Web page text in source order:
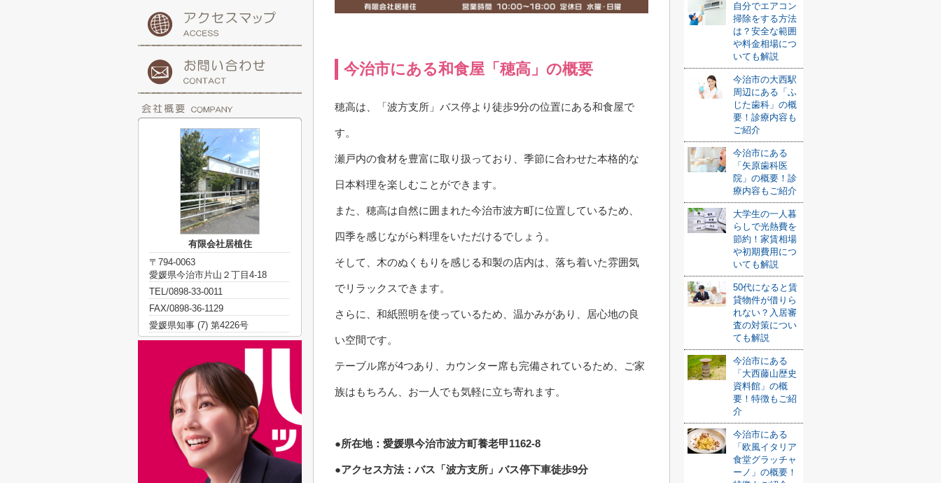
今治市にある和食屋「穂高」の概要
穂高は、「波方支所」バス停より徒歩9分の位置にある和食屋で
す。
瀬戸内の食材を豊富に取り扱っており、季節に合わせた本格的な
日本料理を楽しむことができます。
また、穂高は自然に囲まれた今治市波方町に位置しているため、
四季を感じながら料理をいただけるでしょう。
そして、木のぬくもりを感じる和製の店内は、落ち着いた雰囲気
でリラックスできます。
さらに、和紙照明を使っているため、温かみがあり、居心地の良
い空間です。
テーブル席が4つあり、カウンター席も完備されているため、ご家
族はもちろん、お一人でも気軽に立ち寄れます。
●所在地：愛媛県今治市波方町養老甲1162-8
●アクセス方法：バス「波方支所」バス停下車徒歩9分
自分でエアコン
掃除をする方法
は？安全な範囲
や料金相場につ
いても解説
今治市の大西駅
周辺にある「ふ
じた歯科」の概
要！診療内容も
ご紹介
今治市にある
「矢原歯科医
院」の概要！診
療内容もご紹介
大学生の一人暮
らしで光熱費を
節約！家賃相場
や初期費用につ
いても解説
50代になると賃
貸物件が借りら
れない？入居審
査の対策につい
ても解説
今治市にある
「大西藤山歴史
資料館」の概
要！特徴もご紹
介
今治市にある
「欧風イタリア
食堂グラッチャ
ーノ」の概要！
有限会社居植住
〒794-0063
愛媛県今治市片山２丁目4-18
TEL/0898-33-0011
FAX/0898-36-1129
愛媛県知事 (7) 第4226号